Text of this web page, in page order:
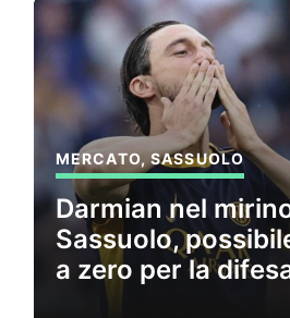
MERCATO,SASSUOLO
Darmian nel
Sassuolo,
a zero per la